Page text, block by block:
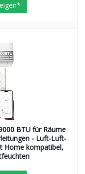
BTU für Räume
- Luft-Luft-
Home kompatibel,